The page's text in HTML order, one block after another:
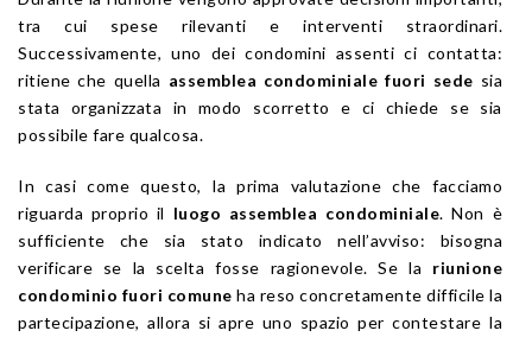
tra cui spese rilevanti e interventi straordinari.
Successivamente, uno dei condomini assenti ci contatta:
ritiene che quella assemblea condominiale fuori sede sia
stata organizzata in modo scorretto e ci chiede se sia
possibile fare qualcosa.
In casi come questo, la prima valutazione che facciamo
riguarda proprio il luogo assemblea condominiale. Non è
sufficiente che sia stato indicato nell’avviso: bisogna
verificare se la scelta fosse ragionevole. Se la riunione
condominio fuori comune ha reso concretamente difficile la
partecipazione, allora si apre uno spazio per contestare la